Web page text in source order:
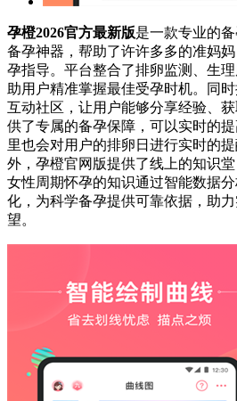
孕橙2026官方最新版是一款专业的
备孕神器，帮助了许许多多的准妈
孕指导。平台整合了排卵监测、生
助用户精准掌握最佳受孕时机。同
互动社区，让用户能够分享经验、
供了专属的备孕保障，可以实时的
里也会对用户的排卵日进行实时的
外，孕橙官网版提供了线上的知识
女性周期怀孕的知识通过智能数据
化，为科学备孕提供可靠依据，助
望。